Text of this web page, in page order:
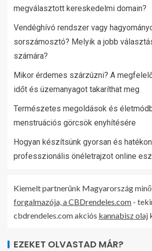
megválasztott kereskedelmi domain?
Vendéghívó rendszer vagy
sorszámosztó? Melyik a jobb
számára?
Mikor érdemes szárzúzni? A
időt és üzemanyagot takaríthat meg
Természetes megoldások és
menstruációs görcsök enyhítésére
Hogyan készítsünk gyorsan és
professzionális önéletrajzot online
Kiemelt partnerünk Magyarország
forgalmazója, a CBDrendeles.com -
cbdrendeles.com akciós kannabisz olaj
EZEKET OLVASTAD MÁR?